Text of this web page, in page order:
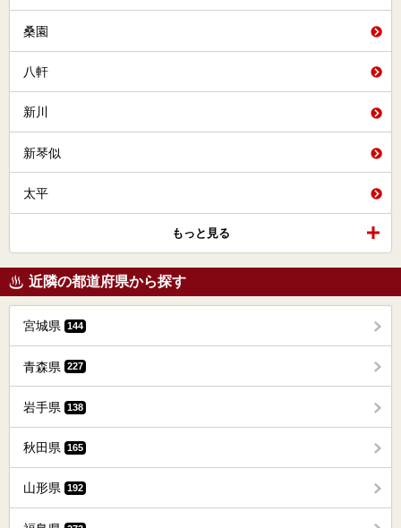
桑園
八軒
新川
新琴似
太平
もっと見る
近隣の都道府県から探す
宮城県 144
青森県 227
岩手県 138
秋田県 165
山形県 192